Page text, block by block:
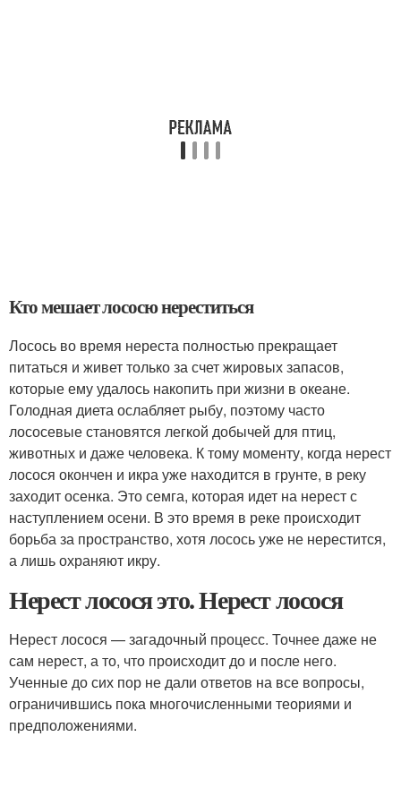
Кто мешает лососю нереститься
Лосось во время нереста полностью прекращает
питаться и живет только за счет жировых запасов,
которые ему удалось накопить при жизни в океане.
Голодная диета ослабляет рыбу, поэтому часто
лососевые становятся легкой добычей для птиц,
животных и даже человека. К тому моменту, когда нерест
лосося окончен и икра уже находится в грунте, в реку
заходит осенка. Это семга, которая идет на нерест с
наступлением осени. В это время в реке происходит
борьба за пространство, хотя лосось уже не нерестится,
а лишь охраняют икру.
Нерест лосося это. Нерест лосося
Нерест лосося — загадочный процесс. Точнее даже не
сам нерест, а то, что происходит до и после него.
Ученные до сих пор не дали ответов на все вопросы,
ограничившись пока многочисленными теориями и
предположениями.